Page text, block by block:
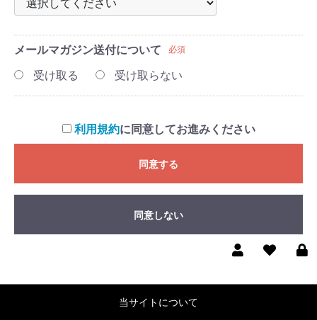
メールマガジン送付について 必須
受け取る 受け取らない
利用規約に同意してお進みください
同意する
同意しない
当サイトについて